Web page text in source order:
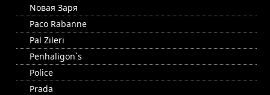
Nовая Заря
Paco Rabanne
Pal Zileri
Penhaligon`s
Police
Prada